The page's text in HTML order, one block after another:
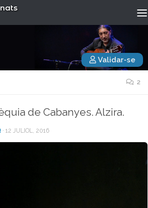
Validar-se
2
de Cabanyes. Alzira.
· 12 JULIOL, 2016